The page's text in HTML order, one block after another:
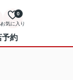
お気に入り
0
予約